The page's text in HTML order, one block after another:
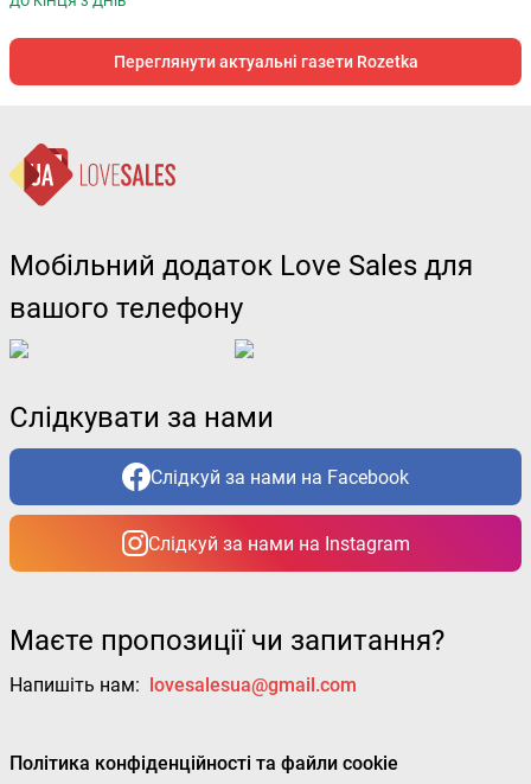
Переглянути актуальні газети Rozetka
Мобільний додаток Love Sales для
вашого телефону
Слідкувати за нами
Слідкуй за нами на Facebook
Слідкуй за нами на Instagram
Маєте пропозиції чи запитання?
Напишіть нам: lovesalesua@gmail.com
Політика конфіденційності та файли cookie